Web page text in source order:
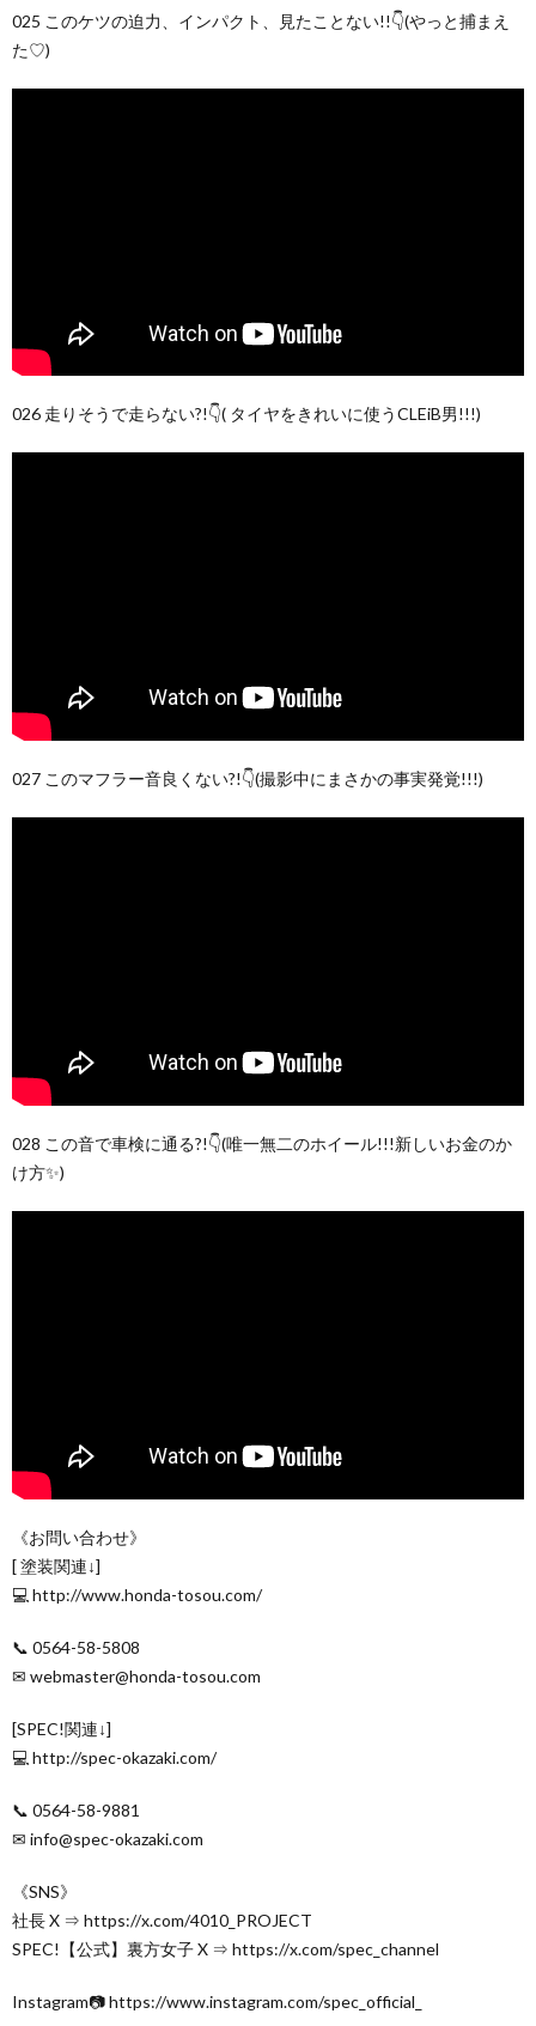
025 このケツの迫力、インパクト、見たことない!!👇(やっと捕まえ
た♡)
026 走りそうで走らない?!👇( タイヤをきれいに使うCLEiB男!!!)
027 このマフラー音良くない?!👇(撮影中にまさかの事実発覚!!!)
028 この音で車検に通る?!👇(唯一無二のホイール!!!新しいお金のか
け方✨)
《お問い合わせ》
[ 塗装関連↓]
💻 http://www.honda-tosou.com/
📞 0564-58-5808
✉ webmaster@honda-tosou.com
[SPEC!関連↓]
💻 http://spec-okazaki.com/
📞 0564-58-9881
✉ info@spec-okazaki.com
《SNS》
社長 X ⇒ https://x.com/4010_PROJECT
SPEC!【公式】裏方女子 X ⇒ https://x.com/spec_channel
Instagram📷 https://www.instagram.com/spec_official_